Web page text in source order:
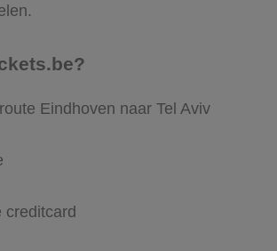
Eindhoven naar Tel Aviv
creditcard